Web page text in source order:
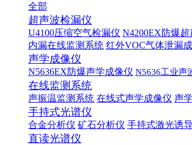
全部
超声波检漏仪
U4100压缩空气检漏仪 N4200EX防爆
内漏在线监测系统 红外VOC气体泄漏
声学成像仪
N5636EX防爆声学成像仪 N5636工业声
在线监测系统
声振温监测系统 在线式声学成像仪 声
手持式光谱仪
合金分析仪 矿石分析仪 手持式激光诱
直读光谱仪